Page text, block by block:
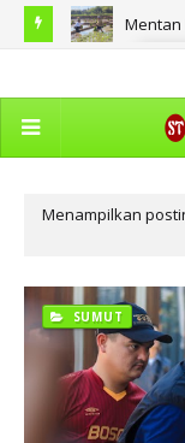
Mentan
Menampilkan
SUMUT